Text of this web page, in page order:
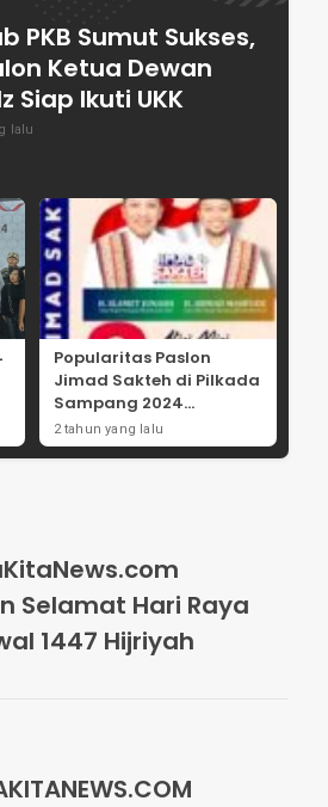
PKB Sumut Sukses,
Ketua Dewan
Siap Ikuti UKK
lalu
Popularitas Paslon
Jimad Sakteh di Pilkada
Sampang 2024
Didorong Kebijakan
Populis dan Dukungan
2 tahun yang lalu
Selamat Hari Raya
1447 Hijriyah